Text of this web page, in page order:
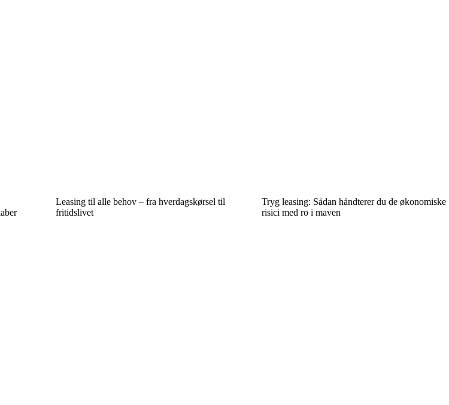
Leasing til alle behov – fra hverdagskørsel til
fritidslivet
Tryg leasing: Sådan håndterer du de økonomiske
risici med ro i maven